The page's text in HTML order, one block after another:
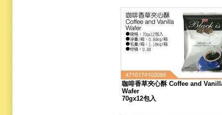
咖啡香草夾心酥 Coffee and
Wafer
70gx12包入